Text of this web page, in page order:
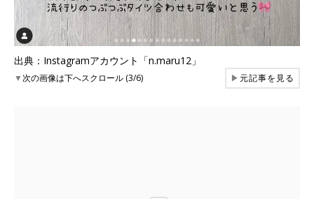
出典：Instagramアカウント「n.maru12」
▼次の画像は下へスクロール (3/6) ▶元記事を見る